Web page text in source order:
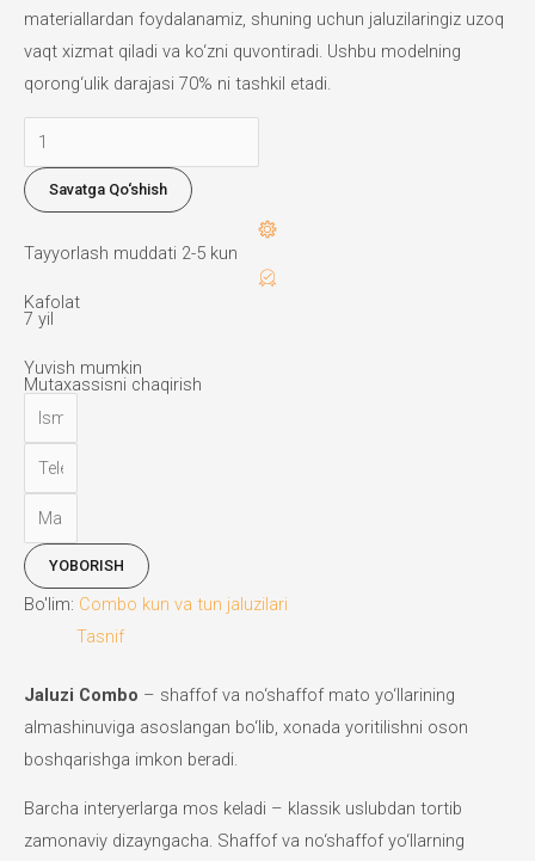
materiallardan foydalanamiz, shuning uchun jaluzilaringiz uzoq
vaqt xizmat qiladi va ko‘zni quvontiradi. Ushbu modelning
qorong‘ulik darajasi 70% ni tashkil etadi.
Combo
kun
va
jaluzilari
miqdori
Savatga Qo‘shish
Tayyorlash muddati 2-5 kun
Kafolat
7 yil
Yuvish mumkin
Mutaxassisni chaqirish
YOBORISH
Bo'lim: Combo kun va tun jaluzilari
Tasnif
Jaluzi Combo – shaffof va no‘shaffof mato yo‘llarining
almashinuviga asoslangan bo‘lib, xonada yoritilishni oson
boshqarishga imkon beradi.
Barcha interyerlarga mos keladi – klassik uslubdan tortib
zamonaviy dizayngacha. Shaffof va no‘shaffof yo‘llarning